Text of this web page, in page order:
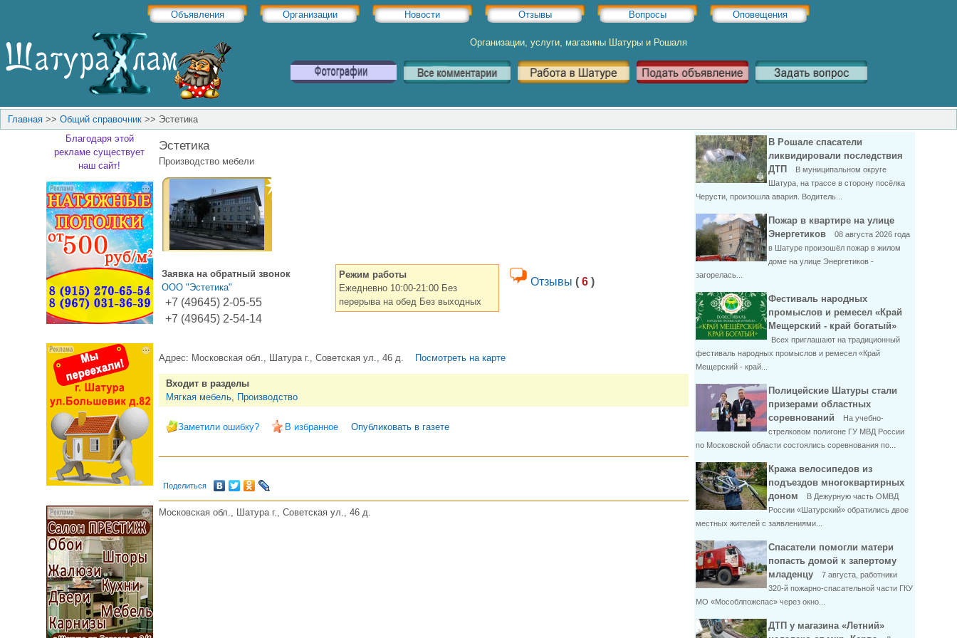
Объявления Организации Новости Отзывы Вопросы Оповещения
Организации, услуги, магазины Шатуры и Рошаля
Главная >> Общий справочник >> Эстетика
Благодаря этой
рекламе существует
наш сайт!
Эстетика
Производство мебели
Заявка на обратный звонок
ООО "Эстетика"
+7 (49645) 2-05-55
+7 (49645) 2-54-14
Режим работы
Ежедневно 10:00-21:00 Без
перерыва на обед Без выходных
Отзывы ( 6)
Адрес: Московская обл., Шатура г., Советская ул., 46 д. Посмотреть на карте
Входит в разделы
Мягкая мебель, Производство
Заметили ошибку? В избранное Опубликовать в газете
Поделиться
Московская обл., Шатура г., Советская ул., 46 д.
В Рошале спасатели
ликвидировали последствия
ДТП
В муниципальном округе
Шатура, на трассе в сторону посёлка
Черусти, произошла авария. Водитель...
Пожар в квартире на улице
Энергетиков
08 августа 2026 года
в Шатуре произошёл пожар в жилом
доме на улице Энергетиков -
загорелась...
Фестиваль народных
промыслов и ремесел «Край
Мещерский - край богатый»
Всех приглашают на традиционный
фестиваль народных промыслов и ремесел «Край
Мещерский - край...
Полицейские Шатуры стали
призерами областных
соревнований
На учебно-
стрелковом полигоне ГУ МВД России
по Московской области состоялись соревнования по...
Кража велосипедов из
подъездов многоквартирных
доном
В Дежурную часть ОМВД
России «Шатурский» обратились двое
местных жителей с заявлениями...
Спасатели помогли матери
попасть домой к запертому
младенцу
7 августа, работники
320-й пожарно-спасательной части ГКУ
МО «Мособлпожспас» через окно...
ДТП у магазина «Летний»